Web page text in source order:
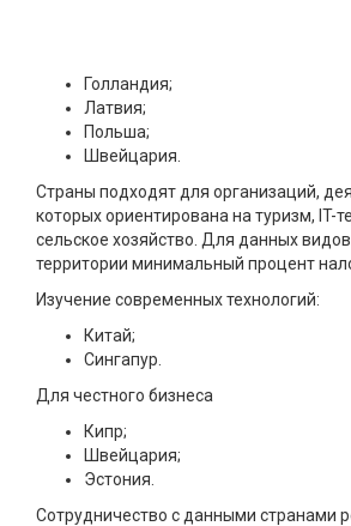
Голландия;
Латвия;
Польша;
Швейцария.
Страны подходят для организаций,
которых ориентирована на туризм, IT-
сельское хозяйство. Для данных
территории минимальный процент
Изучение современных технологий:
Китай;
Сингапур.
Для честного бизнеса
Кипр;
Швейцария;
Эстония.
Сотрудничество с данными странами